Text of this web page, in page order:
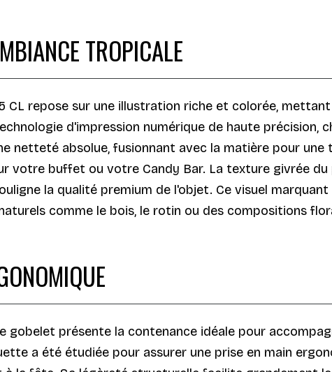
TROPICALE
CL repose sur une illustration riche et colorée,
d'impression numérique de haute précision,
netteté absolue, fusionnant avec la matière pour une
votre buffet ou votre Candy Bar. La texture givrée
la qualité premium de l'objet. Ce visuel
comme le bois, le rotin ou des compositions
présente la contenance idéale pour
a été étudiée pour assurer une prise en main